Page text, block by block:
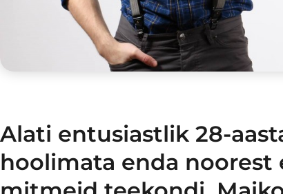
Alati entusiastlik 28-
hoolimata enda noorest